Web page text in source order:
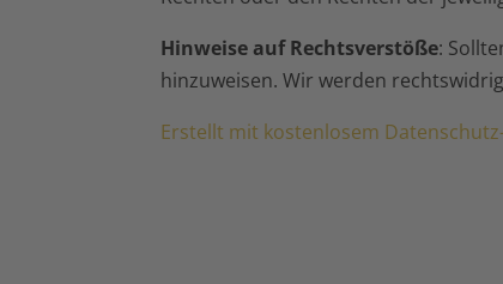
Hinweise auf Rechtsverstöße:
hinzuweisen. Wir werden
Erstellt mit kostenlosem